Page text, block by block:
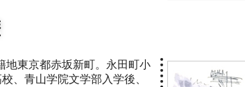
、青山学院文学部入学後、